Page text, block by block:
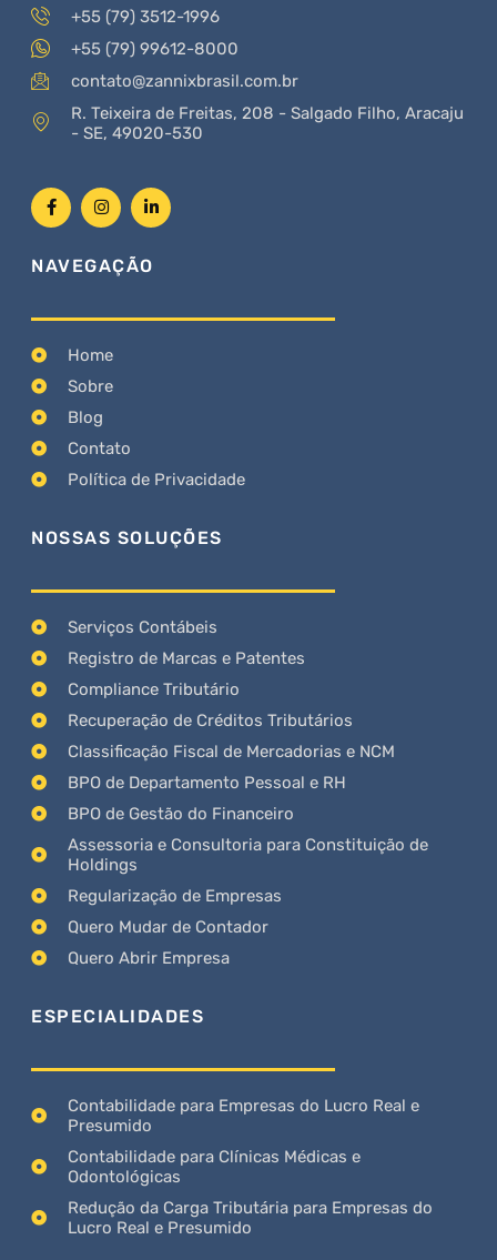
+55 (79) 3512-1996
+55 (79) 99612-8000
contato@zannixbrasil.com.br
R. Teixeira de Freitas, 208 - Salgado Filho, Aracaju
- SE, 49020-530
NAVEGAÇÃO
Home
Sobre
Blog
Contato
Política de Privacidade
NOSSAS SOLUÇÕES
Serviços Contábeis
Registro de Marcas e Patentes
Compliance Tributário
Recuperação de Créditos Tributários
Classificação Fiscal de Mercadorias e NCM
BPO de Departamento Pessoal e RH
BPO de Gestão do Financeiro
Assessoria e Consultoria para Constituição de
Holdings
Regularização de Empresas
Quero Mudar de Contador
Quero Abrir Empresa
ESPECIALIDADES
Contabilidade para Empresas do Lucro Real e
Presumido
Contabilidade para Clínicas Médicas e
Odontológicas
Redução da Carga Tributária para Empresas do
Lucro Real e Presumido